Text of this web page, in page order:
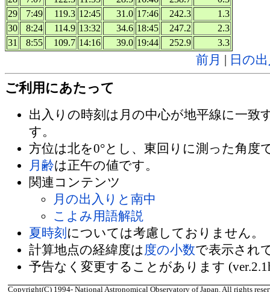
29
7:49 119.3 12:45 31.0 17:46 242.3
1.3
30
8:24 114.9 13:32 34.6 18:45 247.2
2.3
31
8:55 109.7 14:16 39.0 19:44 252.9 3.3
前月 日の
ご利用にあたって
出入りの時刻は月の中心が地平線に一致
す。
方位は北を0°とし、東回りに測った角度
月齢は正午の値です。
関連コンテンツ
月の出入りと南中
こよみ用語解説
夏時刻 については考慮しておりません。
計算地点の経緯度は 度の小数で表示され
予告なく変更することがあります
Copyright(C) 1994- National Astronomical Observatory of Japan. All rights